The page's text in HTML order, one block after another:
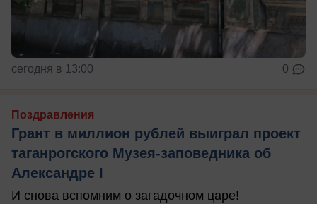
сегодня в 13:00 0
Поздравления
Грант в миллион рублей выиграл проект
таганрогского Музея-заповедника об
Александре I
И снова вспомним о загадочном царе!